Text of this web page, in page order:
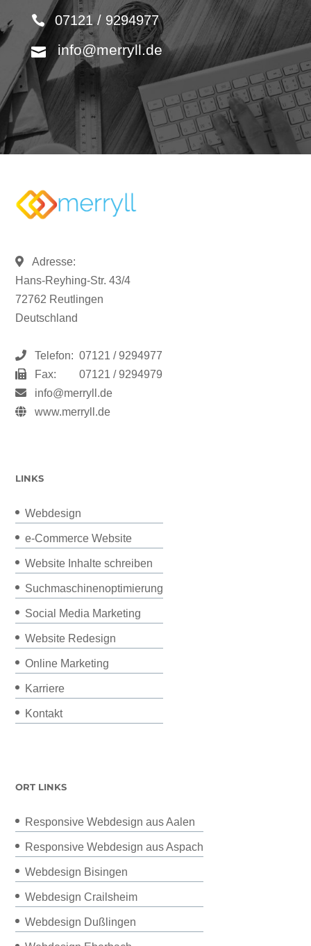
07121 / 9294977
info@merryll.de
Adresse:
Hans-Reyhing-Str. 43/4
72762 Reutlingen
Deutschland
Telefon: 07121 / 9294977
Fax:
07121 / 9294979
info@merryll.de
www.merryll.de
LINKS
Webdesign
e-Commerce Website
Website Inhalte schreiben
Suchmaschinenoptimierung
Social Media Marketing
Website Redesign
Online Marketing
Karriere
Kontakt
ORT LINKS
Responsive Webdesign aus Aalen
Responsive Webdesign aus Aspach
Webdesign Bisingen
Webdesign Crailsheim
Webdesign Dußlingen